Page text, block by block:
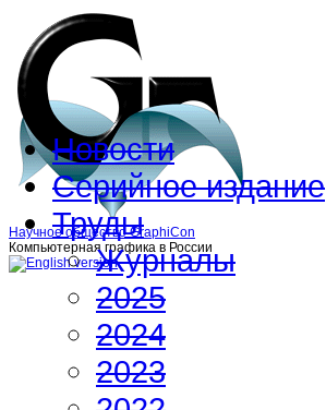
Научное общество GraphiCon
Компьютерная графика в России
Новости
Серийное издание
Труды
Журналы
2025
2024
2023